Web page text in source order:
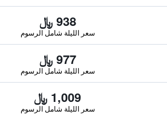
938 ﷼
سعر الليلة شامل الرسوم
977 ﷼
سعر الليلة شامل الرسوم
1,009 ﷼
سعر الليلة شامل الرسوم